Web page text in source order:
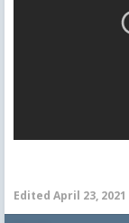
Edited April 23, 2021